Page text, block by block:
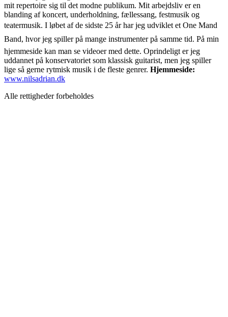
mit repertoire sig til det modne publikum. Mit arbejdsliv er en
blanding af koncert, underholdning, fællessang, festmusik og
teatermusik. I løbet af de sidste 25 år har jeg udviklet et One Mand
Band, hvor jeg spiller på mange instrumenter på samme tid. På min
hjemmeside kan man se videoer med dette. Oprindeligt er jeg
uddannet på konservatoriet som klassisk guitarist, men jeg spiller
lige så gerne rytmisk musik i de fleste genrer. Hjemmeside:
www.nilsadrian.dk
Alle rettigheder forbeholdes